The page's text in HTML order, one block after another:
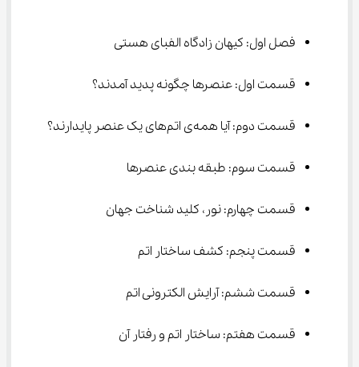
فصل اول: کیهان زادگاه الفبای هستی
قسمت اول: عنصرها چگونه پدید آمدند؟
قسمت دوم: آیا همه‌ی اتم‌های یک عنصر پایدارند؟
قسمت سوم: طبقه بندی عنصرها
قسمت چهارم: نور، کلید شناخت جهان
قسمت پنجم: کشف ساختار اتم
قسمت ششم: آرایش الکترونی اتم
قسمت هفتم: ساختار اتم و رفتار آن